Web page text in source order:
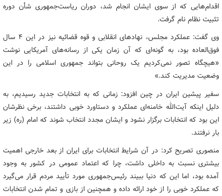
اقدام‌هایی که از سوی ایشان انجام شد، دوران ریاست‌جمهوری شأن دوره
تثبیت نظام نام گرفت.
وی گفت: عملکرد مجلس، نهادهای انقلابی و قوه قضائیه نیز در این ۴ سال
فوق‌العاده بود، به گونه‌ای که آن زمان یکی از رسانه‌های آمریکایی نوشت
«هیچگاه تصور نمی‌کردیم یک روحانی بتواند جمهوری اسلامی را در این
وضعیت مدیریت کند.»
سفیر پیشین ایران در چین افزود: زمانی که به انتخابات جدید رسیدیم، به
دلیل اینکه آیت‌الله خامنه‌ای عملکرد و دستاورد خوبی داشتند، برخی نظرشان
این بود که انتخابات برگزار نشود و ایشان مجدد انتخاب شوند که امام (ره) زیر
بار نرفتند.
منصوری تصریح کرد: در آن شرایط انتخابات برای ایران از بعد خارجی اهمیت
بیشتری نسبت به داخلی داشت، چرا که اعتماد عمومی در کشور به وجود
آمده بود، اما این که دنیا ببیند رئیس‌جمهوری مورد تأیید مردم قرار می‌گیرد
که عملکرد خوبی را از خود ارائه داده و همچنین از بازی و تمام شدن انتخابات